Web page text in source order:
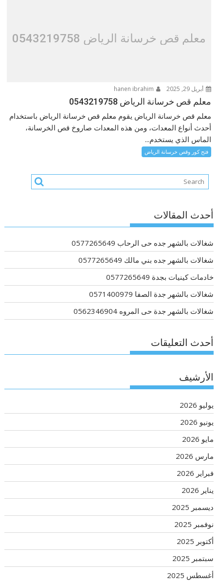
معلم قص خرسانة الرياض 0543219758
أبريل 29, 2025
معلم قص خرسانة الرياض 0543219758
معلم قص خرسانة الرياض يقوم معلم قص خرسانة الرياض باستخدام
أحدث أنواع المعدات، ومن هذه المعدات صاروخ قص الخرسانة،
الماس الذي يستخدم...
فتح كور وقص خرسانة الرياض
أحدث المقالات
شغالات بالشهر جده حى الرحاب 0577265649
شغالات بالشهر جده بني مالك 0577265649
خادمات كينيات بجدة 0577265649
شغالات بالشهر جدة الصفا 0571400979
شغالات بالشهر جدة حى المروه 0562346904
أحدث التعليقات
الأرشيف
يوليو 2026
يونيو 2026
مايو 2026
مارس 2026
فبراير 2026
يناير 2026
ديسمبر 2025
نوفمبر 2025
أكتوبر 2025
سبتمبر 2025
أغسطس 2025